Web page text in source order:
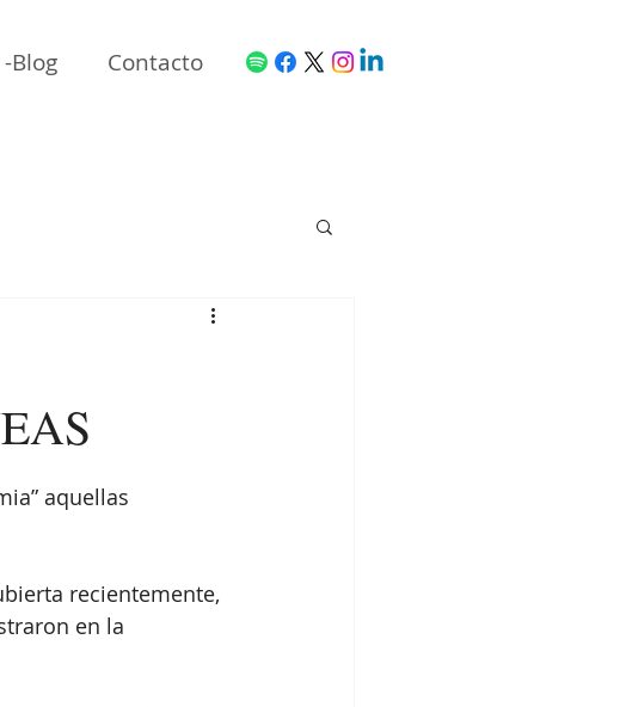
Blog Contacto
aquellas
recientemente,
en la